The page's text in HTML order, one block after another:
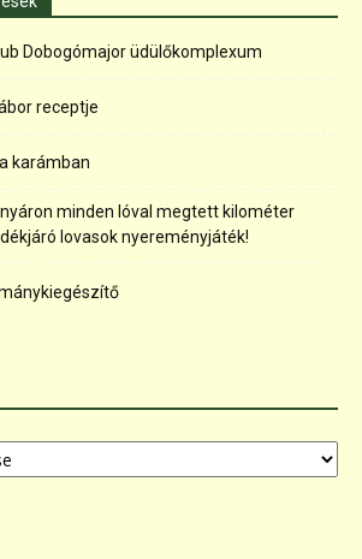
Dobogómajor üdülőkomplexum
receptje
karámban
minden lóval megtett kilométer
lovasok nyereményjáték!